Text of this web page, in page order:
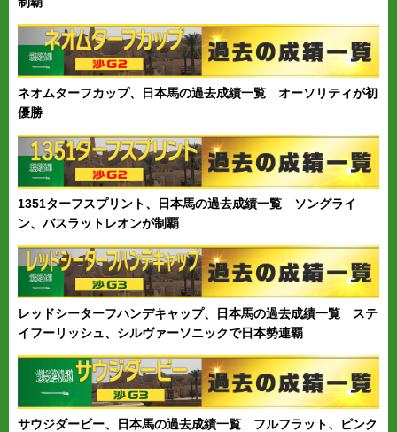
ネオムターフカップ、日本馬の過去成績一覧 オーソリティが初
優勝
1351ターフスプリント、日本馬の過去成績一覧 ソングライ
ン、バスラットレオンが制覇
レッドシーターフハンデキャップ、日本馬の過去成績一覧 ステ
イフーリッシュ、シルヴァーソニックで日本勢連覇
サウジダービー、日本馬の過去成績一覧 フルフラット、ピンク